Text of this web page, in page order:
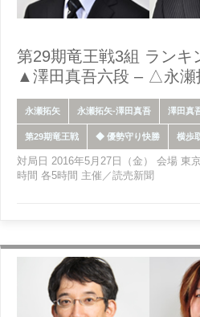
第29期竜王戦3組 ランキ
▲澤田真吾六段 – △永瀬
永瀬拓矢 永瀬拓矢-澤田真吾 澤田真
第29期竜王戦 ◆ 優勢守り快勝 横歩
対局日 2016年5月27日（金） 会場 東
時間 各5時間 主催／読売新聞